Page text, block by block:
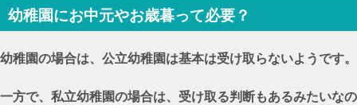
幼稚園にお中元やお歳暮って必要？
幼稚園の場合は、公立幼稚園は基本は受け取らないようです。
一方で、私立幼稚園の場合は、受け取る判断もあるみたいなの